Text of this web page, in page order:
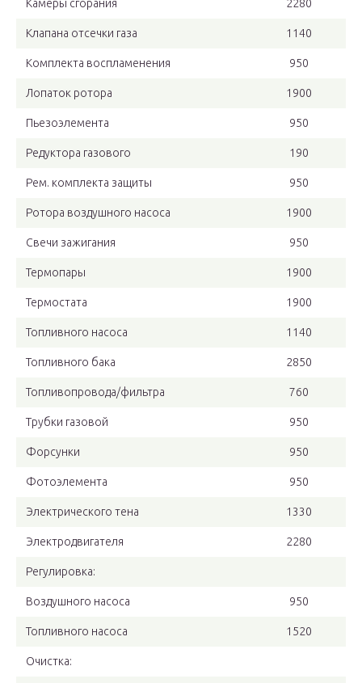
Камеры сгорания 2280
Клапана отсечки газа 1140
Комплекта воспламенения 950
Лопаток ротора 1900
Пьезоэлемента 950
Редуктора газового 190
Рем. комплекта защиты 950
Ротора воздушного насоса 1900
Свечи зажигания 950
Термопары 1900
Термостата 1900
Топливного насоса 1140
Топливного бака 2850
Топливопровода/фильтра 760
Трубки газовой 950
Форсунки 950
Фотоэлемента 950
Электрического тена 1330
Электродвигателя 2280
Регулировка:
Воздушного насоса 950
Топливного насоса 1520
Очистка: